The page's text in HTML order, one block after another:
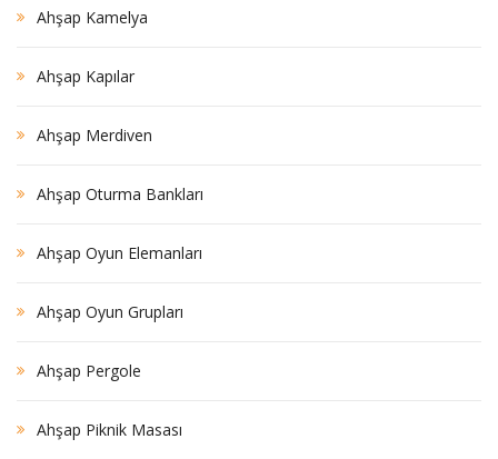
Ahşap Kamelya
Ahşap Kapılar
Ahşap Merdiven
Ahşap Oturma Bankları
Ahşap Oyun Elemanları
Ahşap Oyun Grupları
Ahşap Pergole
Ahşap Piknik Masası